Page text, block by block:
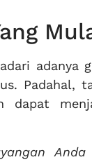
adanya
Padahal,